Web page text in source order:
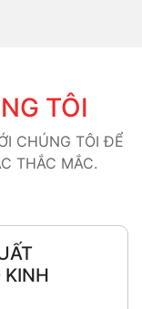
TÔI
CHÚNG TÔI ĐỂ
THẮC MẮC.